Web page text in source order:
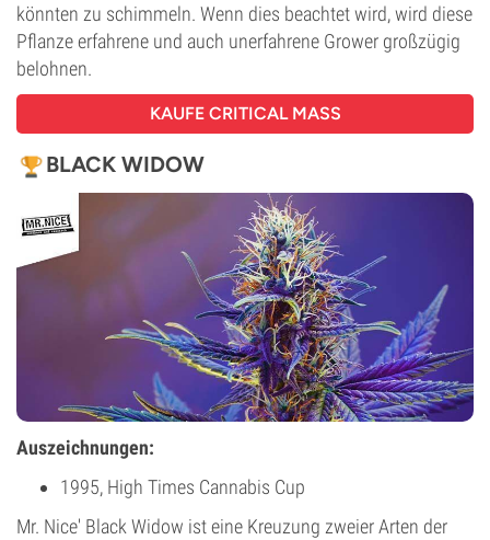
könnten zu schimmeln. Wenn dies beachtet wird, wird diese
Pflanze erfahrene und auch unerfahrene Grower großzügig
belohnen.
KAUFE CRITICAL MASS
BLACK WIDOW
Auszeichnungen:
1995, High Times Cannabis Cup
Mr. Nice' Black Widow ist eine Kreuzung zweier Arten der